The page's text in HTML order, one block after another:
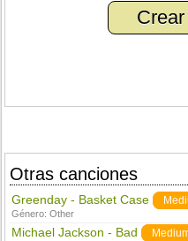
Otras canciones
Greenday - Basket Case
Género:Other
Michael Jackson - Bad